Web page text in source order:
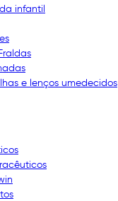
infantil
e lenços umedecidos